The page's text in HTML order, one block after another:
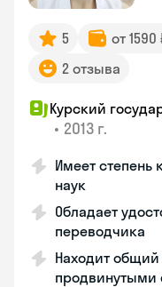
5 от
2 отзыва
Курский
• 2013 г.
Имеет степень
наук
Обладает
переводчика
Находит
продвинутыми